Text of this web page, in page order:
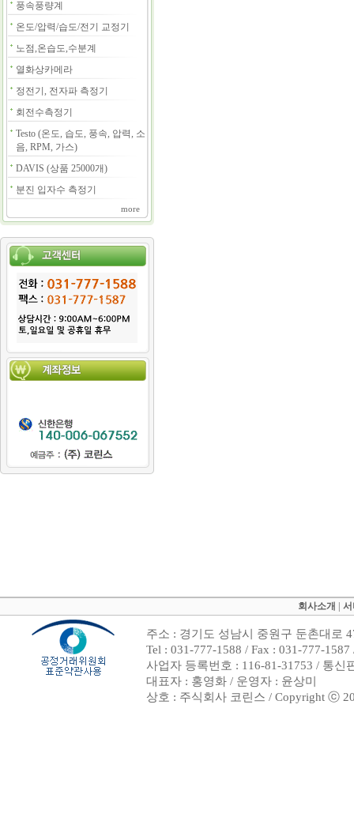
풍속풍량계
온도/압력/습도/전기 교정기
노점,온습도,수분계
열화상카메라
정전기, 전자파 측정기
회전수측정기
Testo (온도, 습도, 풍속, 압력, 소
음, RPM, 가스)
DAVIS (상품 25000개)
분진 입자수 측정기
more
회사소개
주소 : 경기도 성남시 중원구 둔촌대로
Tel : 031-777-1588 / Fax : 031-777-
사업자 등록번호 : 116-81-31753 / 통신
대표자 : 홍영화 / 운영자 : 윤상미
상호 : 주식회사 코린스 / Copyright ⓒ